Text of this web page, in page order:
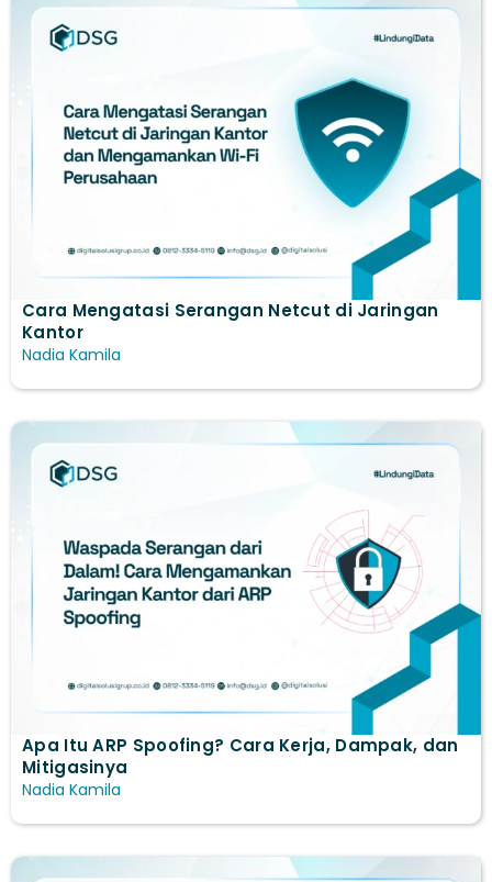
Cara Mengatasi Serangan Netcut di Jaringan
Kantor
Nadia Kamila
Apa Itu ARP Spoofing? Cara Kerja, Dampak, dan
Mitigasinya
Nadia Kamila